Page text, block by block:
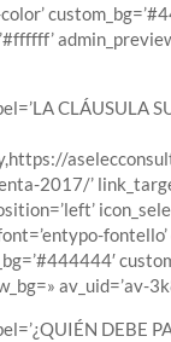
CLÁUSULA
2017/’
av_uid=’av-
DEBE